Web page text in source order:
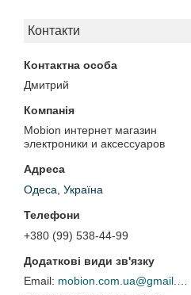
Контакти
Дмитрий
Mobion интернет магазин
электроники и аксессуаров
Одеса, Україна
+380 (99) 538-44-99